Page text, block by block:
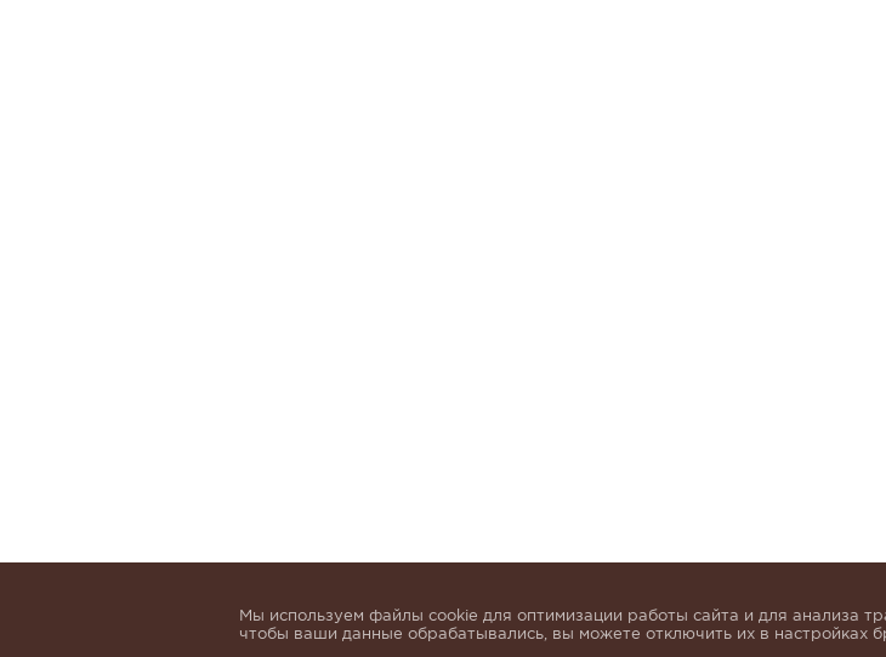
Мы используем файлы cookie для оптимизации работы сайта и для анализа
чтобы ваши данные обрабатывались, вы можете отключить их в настройках